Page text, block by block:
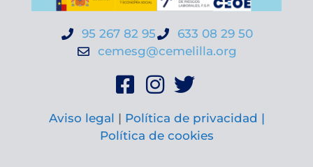
95 267 82 95
633 08 29 50
cemesg@cemelilla.org
Aviso legal | Política de privacidad |
Política de cookies